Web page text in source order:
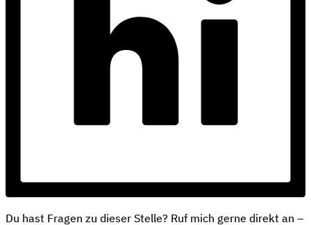
Du hast Fragen zu dieser Stelle? Ruf mich gerne direkt an –